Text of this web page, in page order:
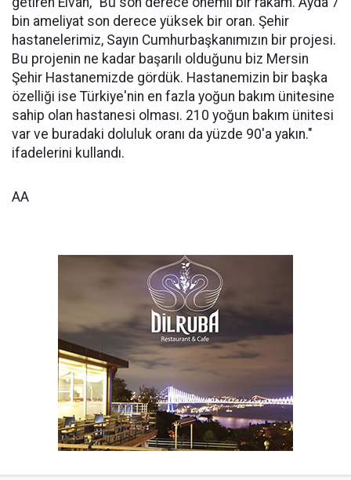
bin ameliyat son derece yüksek bir oran. Şehir
hastanelerimiz, Sayın Cumhurbaşkanımızın bir projesi.
Bu projenin ne kadar başarılı olduğunu biz Mersin
Şehir Hastanemizde gördük. Hastanemizin bir başka
özelliği ise Türkiye'nin en fazla yoğun bakım ünitesine
sahip olan hastanesi olması. 210 yoğun bakım ünitesi
var ve buradaki doluluk oranı da yüzde 90'a yakın."
ifadelerini kullandı.
AA